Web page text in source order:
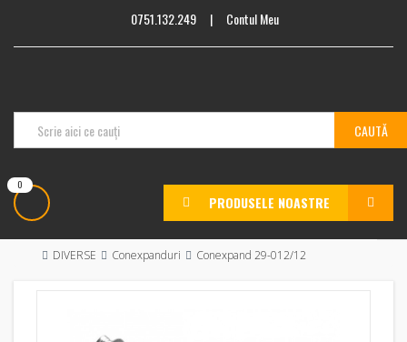
0751.132.249 | Contul Meu
0
PRODUSELE NOASTRE MENU
DIVERSE Conexpanduri Conexpand 29-012/12